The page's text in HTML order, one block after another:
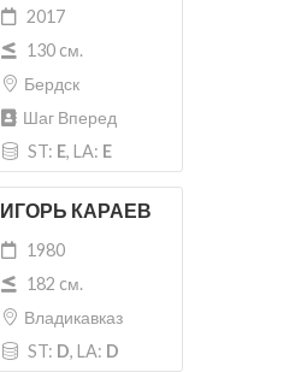
2017
130 cм.
Бердск
Шаг Вперед
ST: E, LA: E
ИГОРЬ КАРАЕВ
1980
182 cм.
Владикавказ
ST: D, LA: D